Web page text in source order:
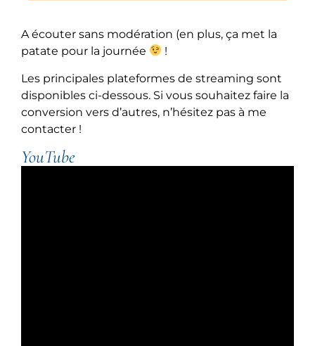
A écouter sans modération (en plus, ça met la
patate pour la journée
!
Les principales plateformes de streaming sont
disponibles ci-dessous. Si vous souhaitez faire la
conversion vers d’autres, n’hésitez pas à me
contacter !
YouTube